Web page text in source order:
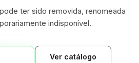
ter sido removida, renomeada
indisponível.
Ver catálogo